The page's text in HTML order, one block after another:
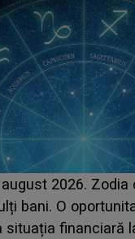
ONE, prima zi.
și de la ce
pe scena